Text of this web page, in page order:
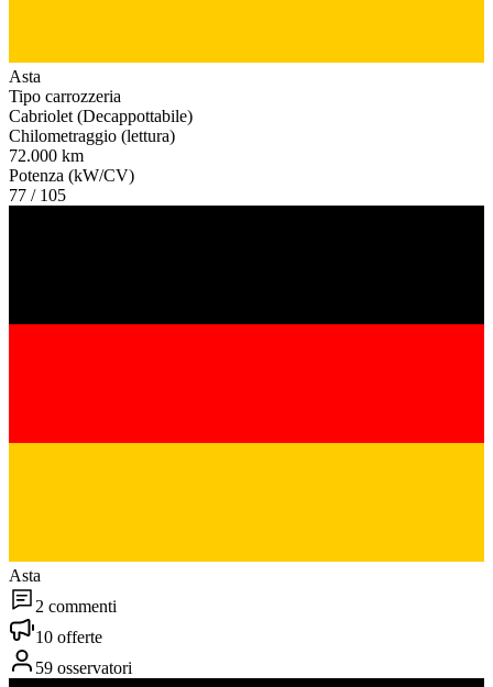
Asta
Tipo carrozzeria
Cabriolet (Decappottabile)
Chilometraggio (lettura)
72.000 km
Potenza (kW/CV)
77 / 105
Asta
2 commenti
10 offerte
59 osservatori